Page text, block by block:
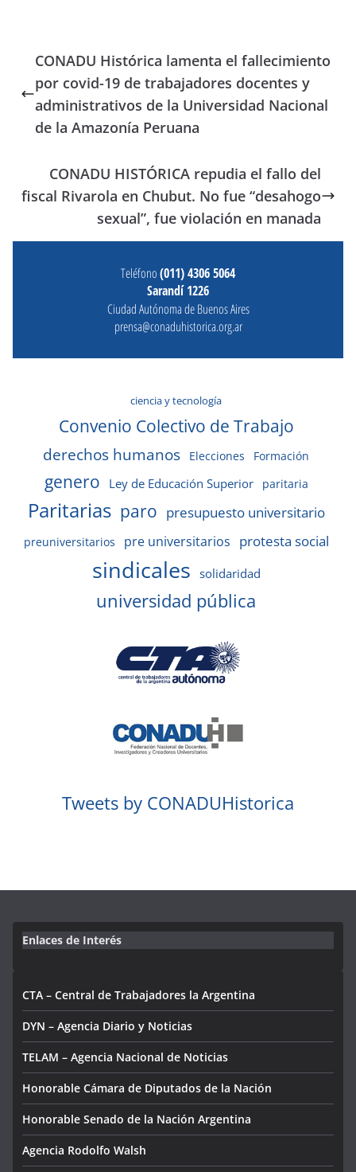
CONADU Histórica lamenta el fallecimiento
por covid-19 de trabajadores docentes y
administrativos de la Universidad Nacional
de la Amazonía Peruana
CONADU HISTÓRICA repudia el fallo del
fiscal Rivarola en Chubut. No fue “desahogo
sexual”, fue violación en manada
Teléfono(011) 4306 5064
Sarandí 1226
Ciudad Autónoma de Buenos Aires
prensa@conaduhistorica.org.ar
ciencia y tecnología
Convenio Colectivo de Trabajo
derechos humanos Elecciones Formación
genero Ley de Educación Superior paritaria
Paritarias paro presupuesto universitario
preuniversitarios pre universitarios protesta social
sindicales solidaridad
universidad pública
Tweets by CONADUHistorica
Enlaces de Interés
CTA – Central de Trabajadores la Argentina
DYN – Agencia Diario y Noticias
TELAM – Agencia Nacional de Noticias
Honorable Cámara de Diputados de la Nación
Honorable Senado de la Nación Argentina
Agencia Rodolfo Walsh